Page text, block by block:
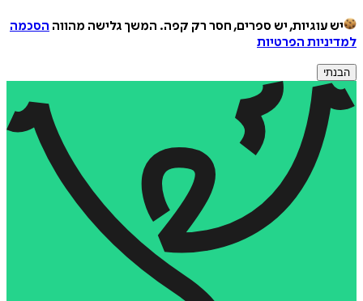
יש עוגיות, יש ספרים, חסר רק קפה. המשך גלישה מהווה הסכמה
למדיניות הפרטיות
הבנתי